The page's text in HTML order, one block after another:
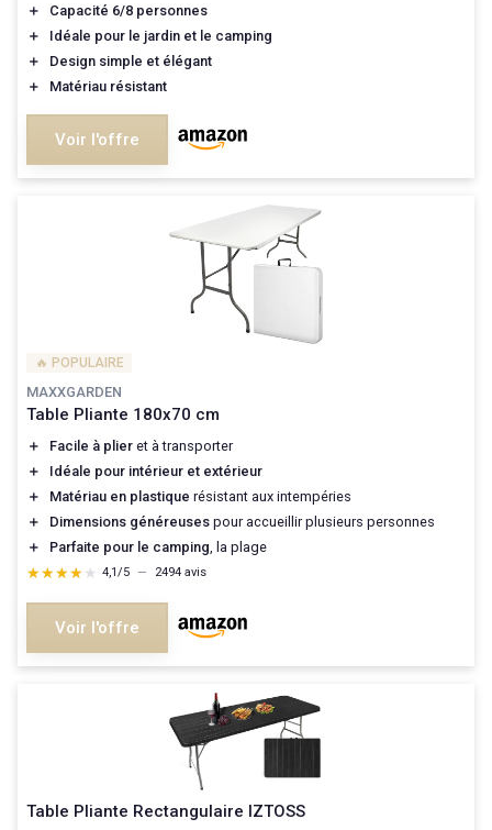
＋
Capacité 6/8 personnes
＋
Idéale pour le jardin et le camping
＋
Design simple et élégant
＋
Matériau résistant
Voir l'offre
🔥 POPULAIRE
MAXXGARDEN
Table Pliante 180x70 cm
＋ Facile à plier et à transporter
＋
Idéale pour intérieur et extérieur
＋
Matériau en plastique résistant aux intempéries
＋
Dimensions généreuses pour accueillir plusieurs personnes
＋
Parfaite pour le camping , la plage
★★★★★
★★★★★ 4,1/5 — 2494 avis
Voir l'offre
Table Pliante Rectangulaire IZTOSS